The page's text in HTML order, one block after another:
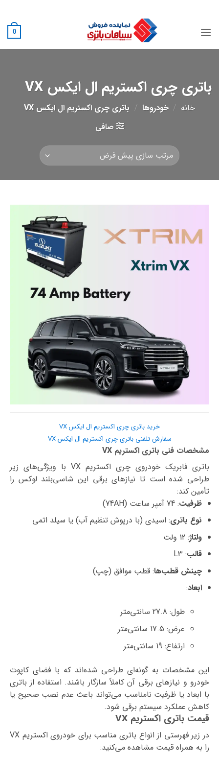
content
0
باتری چری اکستریم ال ایکس VX
خانه / خودروها / باتری چری اکستریم ال ایکس VX
صافی
خرید باتری چری اکستریم ال ایکس VX
سفارش تلفنی باتری چری اکستریم ال ایکس VX
مشخصات فنی باتری اکستریم VX
باتری فابریک خودروی چری اکستریم VX با ویژگی‌های زیر
طراحی شده است تا نیازهای برقی این شاسی‌بلند لوکس را
تأمین کند:
ظرفیت: 74 آمپر ساعت (74AH)
نوع باتری: اسیدی (با درپوش تنظیم آب) یا سیلد اتمی
ولتاژ: 12 ولت
قالب: L3
چینش قطب‌ها: قطب موافق (چپ)
ابعاد:
طول: 27.8 سانتی‌متر
عرض: 17.5 سانتی‌متر
ارتفاع: 19 سانتی‌متر
این مشخصات به گونه‌ای طراحی شده‌اند که با فضای کاپوت
خودرو و نیازهای برقی آن کاملاً سازگار باشند. استفاده از باتری
با ابعاد یا ظرفیت نامناسب می‌تواند باعث عدم نصب صحیح یا
کاهش عملکرد سیستم برقی شود.
قیمت باتری اکستریم VX
در زیر فهرستی از انواع باتری مناسب برای خودروی اکستریم VX
را به همراه قیمت مشاهده می‌کنید: